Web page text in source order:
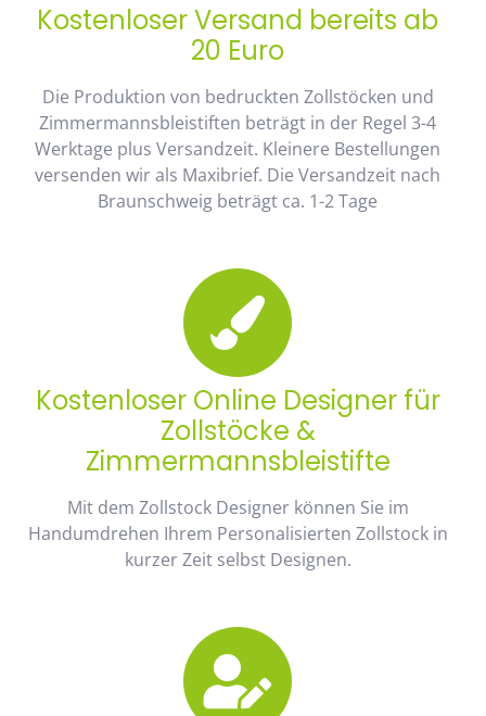
Kostenloser Versand bereits ab
20 Euro
Die Produktion von bedruckten Zollstöcken und
Zimmermannsbleistiften beträgt in der Regel 3-4
Werktage plus Versandzeit. Kleinere Bestellungen
versenden wir als Maxibrief. Die Versandzeit nach
Braunschweig beträgt ca. 1-2 Tage
Kostenloser Online Designer für
Zollstöcke &
Zimmermannsbleistifte
Mit dem Zollstock Designer können Sie im
Handumdrehen Ihrem Personalisierten Zollstock in
kurzer Zeit selbst Designen.